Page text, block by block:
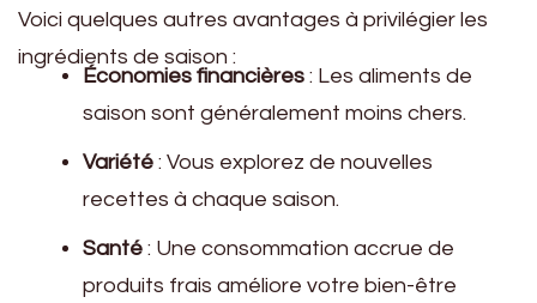
Voici quelques autres avantages à privilégier les
ingrédients de saison :
Économies financières : Les aliments de
saison sont généralement moins chers.
Variété : Vous explorez de nouvelles
recettes à chaque saison.
Santé : Une consommation accrue de
produits frais améliore votre bien-être